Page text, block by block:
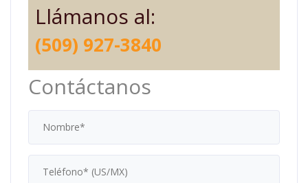
Llámanos al:
(509) 927-3840
Contáctanos